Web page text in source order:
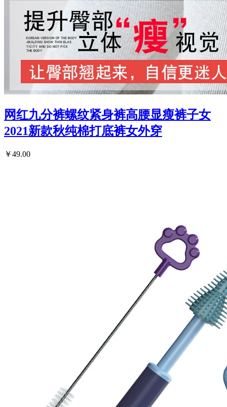
网红九分裤螺纹紧身裤高腰显瘦裤子女
2021新款秋纯棉打底裤女外穿
￥49.00